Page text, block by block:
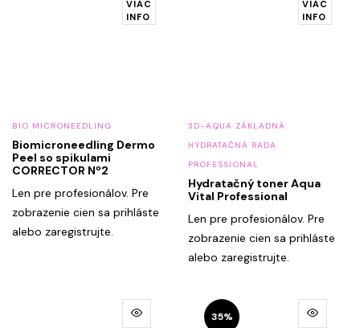
VIAC
INFO
BIO MICRONEEDLING
Biomicroneedling Dermo
Peel so spikulami
CORRECTOR Nº2
Len pre profesionálov. Pre
zobrazenie cien sa prihláste
alebo zaregistrujte.
VIAC
INFO
3D-AQUA ZÁKLADNÁ
HYDRATAČNÁ RADA
PROFESSIONAL
Hydratačný toner Aqua
Vital Professional
Len pre profesionálov. Pre
zobrazenie cien sa prihláste
alebo zaregistrujte.
35%